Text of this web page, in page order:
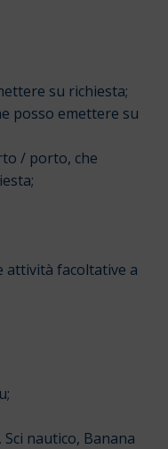
su richiesta;
posso emettere su
/ porto, che
attività facoltative a
nautico, Banana